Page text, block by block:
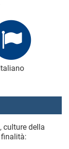
culture della